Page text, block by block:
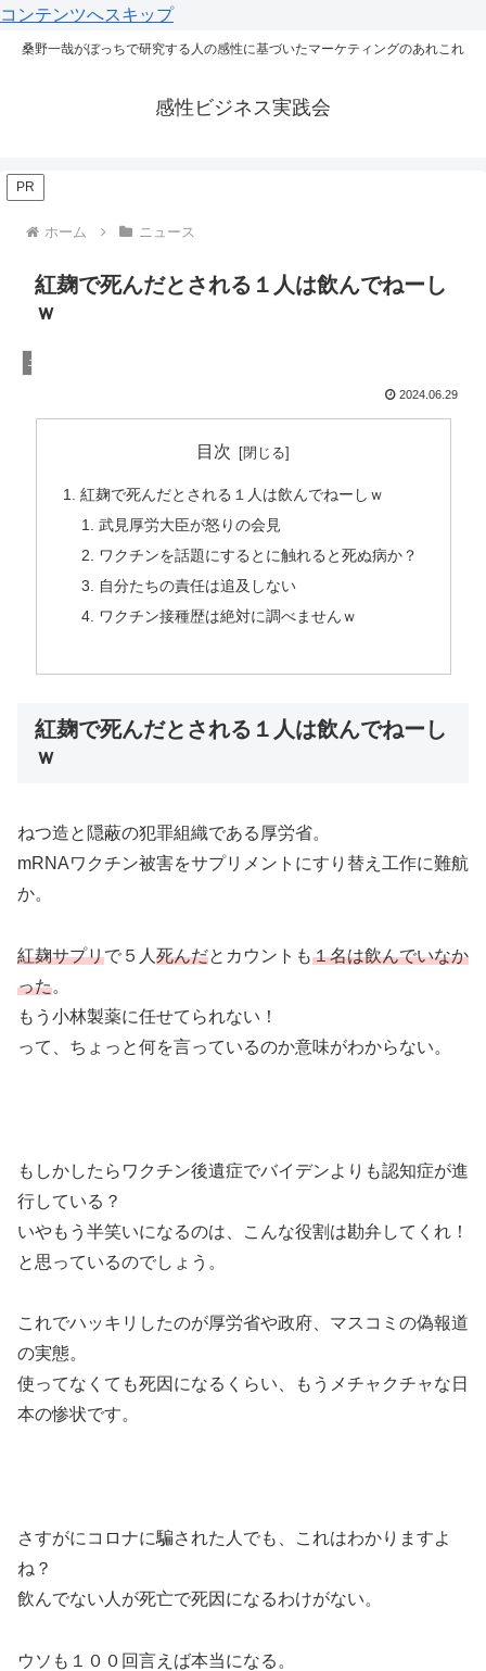
コンテンツへスキップ
桑野一哉がぼっちで研究する人の感性に基づいたマーケティングのあれこれ
感性ビジネス実践会
PR
ホーム ニュース
紅麹で死んだとされる１人は飲んでねーし
ｗ
ニュース
2024.06.29
目次
紅麹で死んだとされる１人は飲んでねーしｗ
武見厚労大臣が怒りの会見
ワクチンを話題にするとに触れると死ぬ病か？
自分たちの責任は追及しない
ワクチン接種歴は絶対に調べませんｗ
紅麹で死んだとされる１人は飲んでねーし
ｗ
ねつ造と隠蔽の犯罪組織である厚労省。
mRNAワクチン被害をサプリメントにすり替え工作に難航
か。
紅麹サプリで５人 死んだとカウントも１名は飲んでいなか
った。
もう小林製薬に任せてられない！
って、ちょっと何を言っているのか意味がわからない。
もしかしたらワクチン後遺症でバイデンよりも認知症が進
行している？
いやもう半笑いになるのは、こんな役割は勘弁してくれ！
と思っているのでしょう。
これでハッキリしたのが厚労省や政府、マスコミの偽報道
の実態。
使ってなくても死因になるくらい、もうメチャクチャな日
本の惨状です。
さすがにコロナに騙された人でも、これはわかりますよ
ね？
飲んでない人が死亡で死因になるわけがない。
ウソも１００回言えば本当になる。